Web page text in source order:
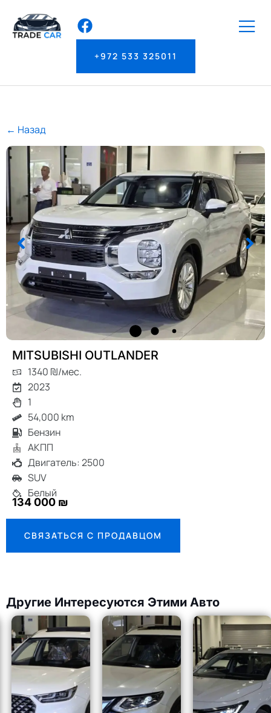
+972 533 325011
← Назад
MITSUBISHI OUTLANDER
1340 ₪/мес.
2023
1
54,000 km
Бензин
АКПП
Двигатель: 2500
SUV
Белый
134 000 ₪
СВЯЗАТЬСЯ С ПРОДАВЦОМ
Другие Интересуются Этими Авто